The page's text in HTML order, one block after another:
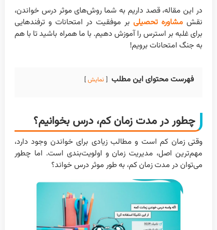
در این مقاله، قصد داریم به شما روش‌های موثر درس خواندن،
نقش مشاوره تحصیلی بر موفقیت در امتحانات و ترفندهایی
برای غلبه بر استرس را آموزش دهیم. با ما همراه باشید تا با هم
به جنگ امتحانات برویم!
فهرست محتوای این مطلب نمایش
چطور در مدت زمان کم، درس بخوانیم؟
وقتی زمان کم است و مطالب زیادی برای خواندن وجود دارد،
مهم‌ترین اصل، مدیریت زمان و اولویت‌بندی است. اما چطور
می‌توان در مدت زمان کم، به طور موثر درس خواند؟